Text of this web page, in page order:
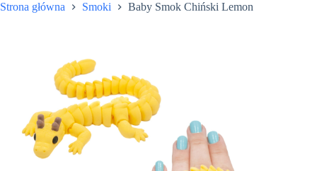
Strona główna Smoki Baby Smok Chiński Lemon